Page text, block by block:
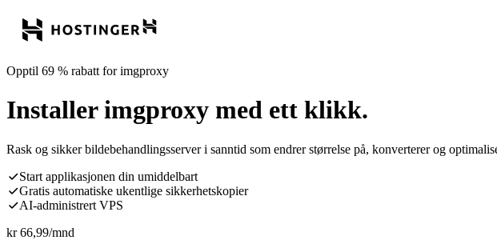
Opptil 69 % rabatt for imgproxy
Installer imgproxy med ett klikk.
Rask og sikker bildebehandlingsserver i sanntid som endrer størrelse på, konverterer og
Start applikasjonen din umiddelbart
Gratis automatiske ukentlige sikkerhetskopier
AI-administrert VPS
kr 66,99/mnd